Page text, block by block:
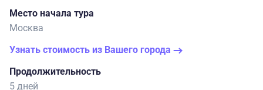
Место начала тура
Москва
Узнать стоимость из Вашего города
Продолжительность
5 дней